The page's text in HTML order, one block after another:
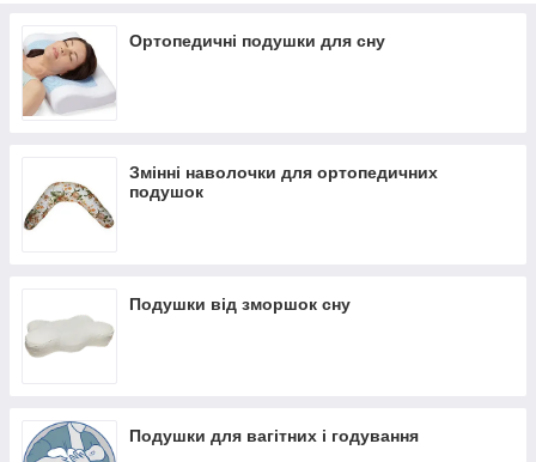
асортимент ✔ Акції та знижки ✔ Відгуки покупців ✔
Понад 7 років на ринку ✔ Оплата при отриманні ✔
Ортопедичні подушки для сну
Змінні наволочки для ортопедичних
подушок
Подушки від зморшок сну
Подушки для вагітних і годування